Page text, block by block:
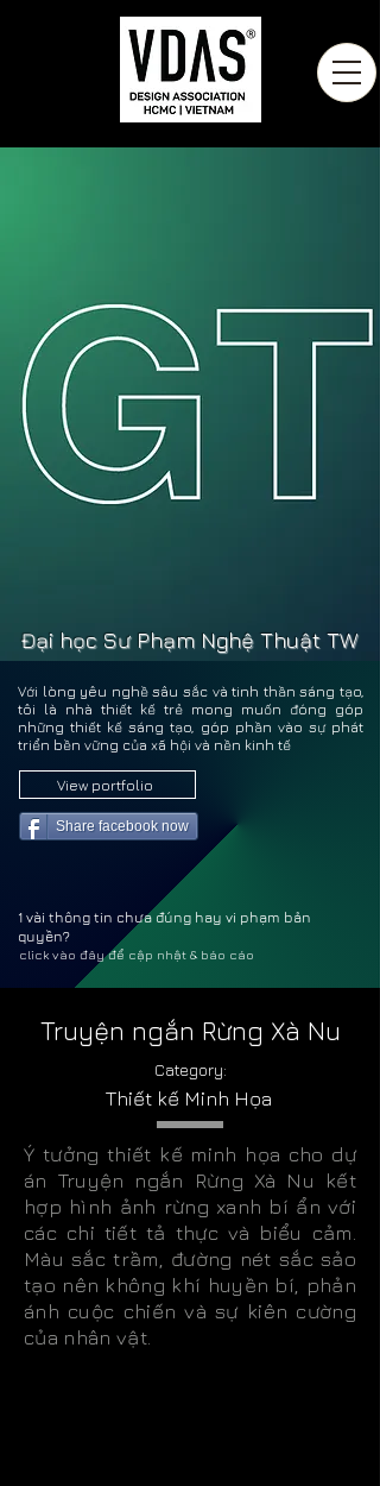
Đại học Sư Phạm Nghệ Thuật TW
Với lòng yêu nghề sâu sắc và tinh thần sáng tạo,
tôi là nhà thiết kế trẻ mong muốn đóng góp
những thiết kế sáng tạo, góp phần vào sự phát
triển bền vững của xã hội và nền kinh tế
View portfolio
Share facebook now
1 vài thông tin chưa đúng hay vi phạm bản
quyền?
click vào đây để cập nhật & báo cáo
Truyện ngắn Rừng Xà Nu
Category:
Thiết kế Minh Họa
Ý tưởng thiết kế minh họa cho dự
án Truyện ngắn Rừng Xà Nu kết
hợp hình ảnh rừng xanh bí ẩn với
các chi tiết tả thực và biểu cảm.
Màu sắc trầm, đường nét sắc sảo
tạo nên không khí huyền bí, phản
ánh cuộc chiến và sự kiên cường
của nhân vật.